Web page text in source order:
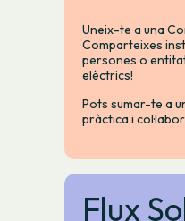
Uneix-te a una
Comparteixes
persones o
elèctrics!
Pots sumar-te a
pràctica i
Flux